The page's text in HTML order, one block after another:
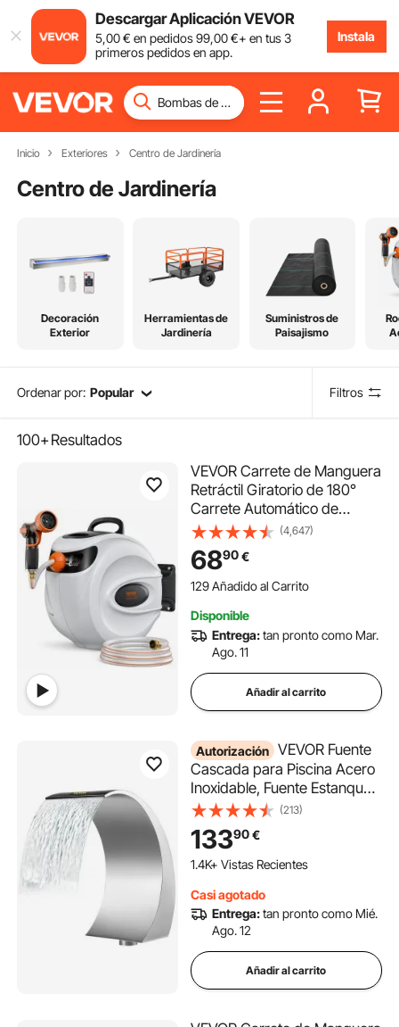
Descargar Aplicación VEVOR
5,00€ en pedidos99,00€+ en tus 3
primeros pedidos en app.
Instala
Inicio Exteriores Centro de Jardinería
Centro de Jardinería
Decoración
Exterior
Herramientas de
Jardinería
Suministros de
Paisajismo
Ordenar por: Popular Filtros
100+Resultados
VEVOR Carrete de Manguera
Retráctil Giratorio de 180°
Carrete Automático de
Manguera Montado en Pared
Manguera Enrollable
Automática 20 m x 12 mm
para Regar Césped Jardín,
(4,647)
6890€
3.6K+ Vistas Recientes
129 Añadido al Carrito
3.6K+ Vistas Recientes
Disponible
Entrega:tan pronto como Mar.
Ago. 11
Añadir al carrito
Autorización VEVOR Fuente
Cascada para Piscina Acero
Inoxidable, Fuente Estanque
con Tamaño de 30 x 60 x 45
cm, Fuentes de Piscina de
Plata, Diseño Curvo, Alta
Resistencia para Estanque de
(213)
13390€
1.4K+ Vistas Recientes
Casi agotado
Entrega:tan pronto como Mié.
Ago. 12
Añadir al carrito